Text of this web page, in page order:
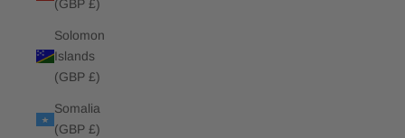
(GBP £)
Solomon
Islands
(GBP £)
Somalia
(GBP £)